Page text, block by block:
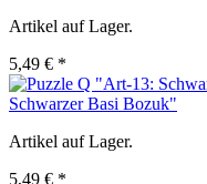
Artikel auf Lager.
5,49 € *
Schwarzer Basi Bozuk"
Artikel auf Lager.
5,49 € *